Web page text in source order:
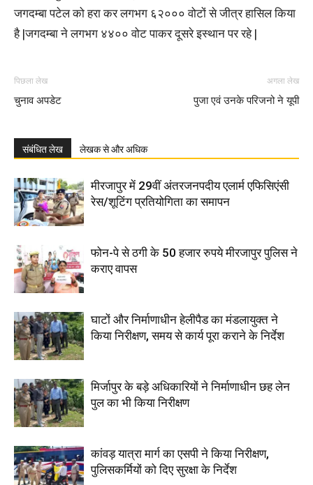
जगदम्बा पटेल को हरा कर लगभग ६२००० वोटों से जीत्र हासिल किया
है |जगदम्बा ने लगभग ४४०० वोट पाकर दूसरे इस्थान पर रहे |
पिछला लेख
चुनाव अपडेट
अगला लेख
पुजा एवं उनके परिजनो ने यूपी
संबंधित लेख लेखक से और अधिक
मीरजापुर में 29वीं अंतरजनपदीय एलार्म एफिसिएंसी
रेस/शूटिंग प्रतियोगिता का समापन
फोन-पे से ठगी के 50 हजार रुपये मीरजापुर पुलिस ने
कराए वापस
घाटों और निर्माणाधीन हेलीपैड का मंडलायुक्त ने
किया निरीक्षण, समय से कार्य पूरा कराने के निर्देश
मिर्जापुर के बड़े अधिकारियों ने निर्माणाधीन छह लेन
पुल का भी किया निरीक्षण
कांवड़ यात्रा मार्ग का एसपी ने किया निरीक्षण,
पुलिसकर्मियों को दिए सुरक्षा के निर्देश